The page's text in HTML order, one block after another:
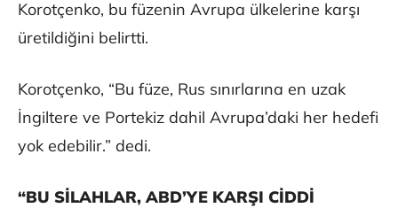
Korotçenko, bu füzenin Avrupa ülkelerine karşı
üretildiğini belirtti.
Korotçenko, “Bu füze, Rus sınırlarına en uzak
İngiltere ve Portekiz dahil Avrupa’daki her hedefi
yok edebilir.” dedi.
“BU SİLAHLAR, ABD’YE KARŞI CİDDİ